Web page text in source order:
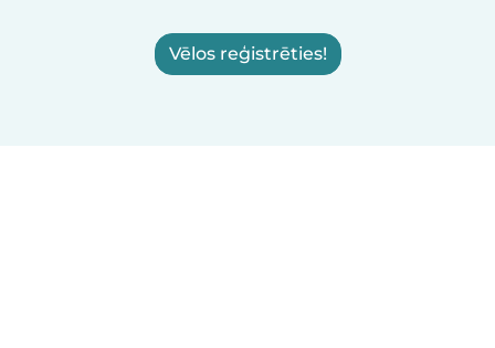
Vēlos reģistrēties!